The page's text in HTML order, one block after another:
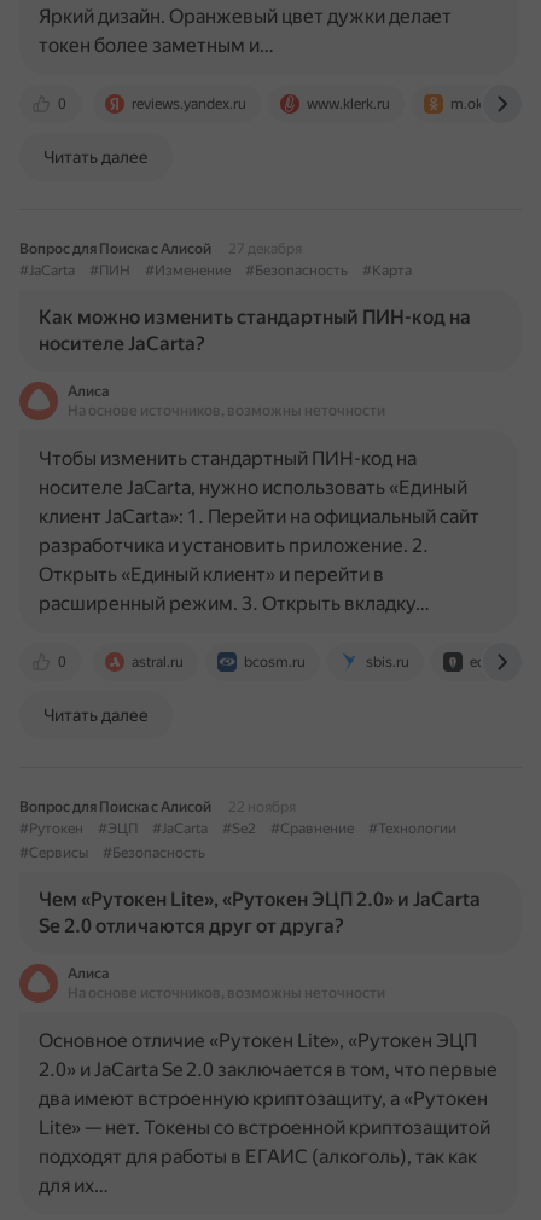
0 reviews.yandex.ru www.klerk.ru m.ok.ru
Яркий дизайн. Оранжевый цвет дужки делает
токен более заметным и…
Читать далее
Вопрос для Поиска с Алисой
27 декабря
#JaCarta
#ПИН #Изменение #Безопасность #Карта
Как можно изменить стандартный ПИН-код на
носителе JaCarta?
Алиса
На основе источников, возможны неточности
0 astral.ru bcosm.ru sbis.ru ecp.su
Чтобы изменить стандартный ПИН-код на
носителе JaCarta, нужно использовать «Единый
клиент JaCarta»: 1. Перейти на официальный сайт
разработчика и установить приложение. 2.
Открыть «Единый клиент» и перейти в
расширенный режим. 3. Открыть вкладку…
Читать далее
Вопрос для Поиска с Алисой
22 ноября
#Рутокен
#ЭЦП #JaCarta #Se2 #Сравнение
#Технологии
#Сервисы
#Безопасность
Чем «Рутокен Lite», «Рутокен ЭЦП 2.0» и JaCarta
Se 2.0 отличаются друг от друга?
Алиса
На основе источников, возможны неточности
Основное отличие «Рутокен Lite», «Рутокен ЭЦП
2.0» и JaCarta Se 2.0 заключается в том, что первые
два имеют встроенную криптозащиту, а «Рутокен
Lite» — нет. Токены со встроенной криптозащитой
подходят для работы в ЕГАИС (алкоголь), так как
для их…